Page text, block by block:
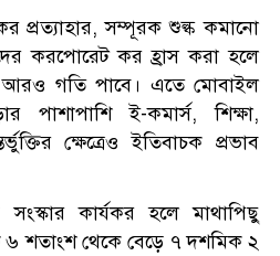
প্রত্যাহার, সম্পূরক শুল্ক কমানো
করপোরেট কর হ্রাস করা হলে
আরও গতি পাবে। এতে মোবাইল
পাশাপাশি ই-কমার্স, শিক্ষা,
ক্ষেত্রেও ইতিবাচক প্রভাব
কার্যকর হলে মাথাপিছু
৬ শতাংশ থেকে বেড়ে ৭ দশমিক ২